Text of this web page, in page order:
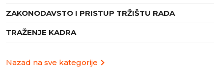
ZAKONODAVSTO I PRISTUP TRŽIŠTU RADA
TRAŽENJE KADRA
Nazad na sve kategorije